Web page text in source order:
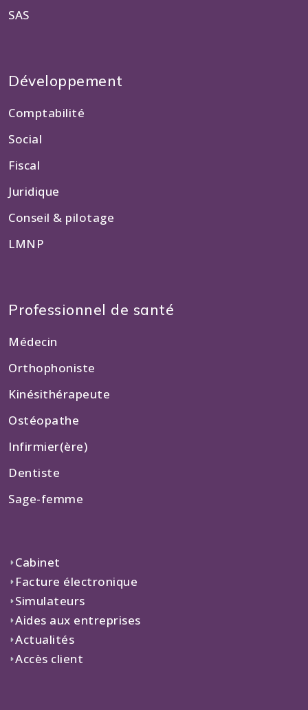
SAS
Développement
Comptabilité
Social
Fiscal
Juridique
Conseil & pilotage
LMNP
Professionnel de santé
Médecin
Orthophoniste
Kinésithérapeute
Ostéopathe
Infirmier(ère)
Dentiste
Sage-femme
Cabinet
Facture électronique
Simulateurs
Aides aux entreprises
Actualités
Accès client